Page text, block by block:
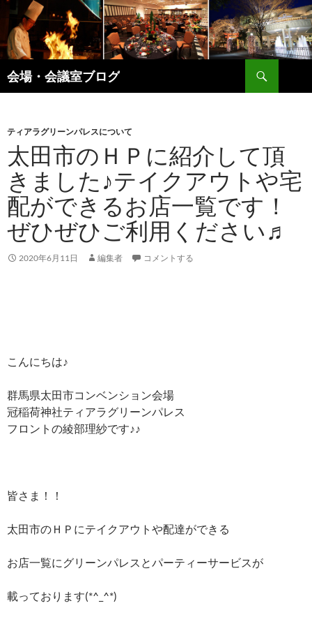
テ
ン
ツ
へ
会場・会議室ブログ
検
索
ティアラグリーンパレスについて
太田市のＨＰに紹介して頂
きました♪テイクアウトや宅
配ができるお店一覧です！
ぜひぜひご利用ください♬
2020年6月11日 編集者 コメントする
こんにちは♪
群馬県太田市コンベンション会場
冠稲荷神社ティアラグリーンパレス
フロントの綾部理紗です♪♪
皆さま！！
太田市のＨＰにテイクアウトや配達ができる
お店一覧にグリーンパレスとパーティーサービスが
載っております(*^_^*)